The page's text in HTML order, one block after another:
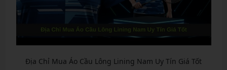
Địa Chỉ Mua Áo Cầu Lông Lining Nam Uy Tín Giá Tốt